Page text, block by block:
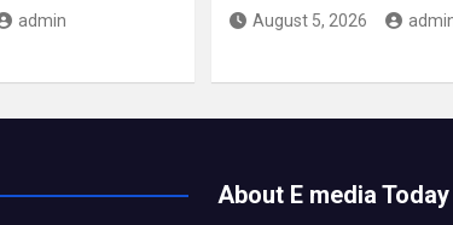
admin August 5, 2026
About E media Today